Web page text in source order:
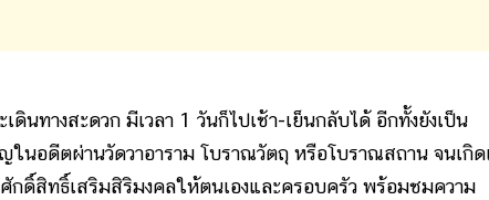
ดินทางสะดวก มีเวลา 1 วันก็ไปเช้า-เย็นกลับได้ อีกทั้งยังเป็น
ในอดีตผ่านวัดวาอาราม โบราณวัตถุ หรือโบราณสถาน จนเกิ
กดิ์สิทธิ์เสริมสิริมงคลให้ตนเองและครอบครัว พร้อมชมความ